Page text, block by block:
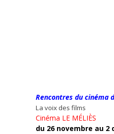
Rencontres du cinéma
La voix des films
Cinéma LE MÉLIÈS
du 26 novembre au 2